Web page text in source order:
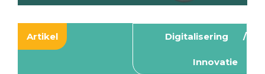
Artikel Digitalisering
Innovatie